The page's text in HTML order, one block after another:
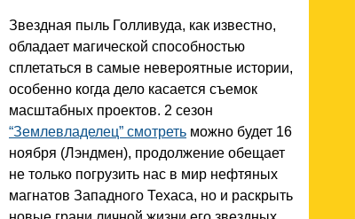
Звездная пыль Голливуда, как известно,
обладает магической способностью
сплетаться в самые невероятные истории,
особенно когда дело касается съемок
масштабных проектов. 2 сезон
“Землевладелец” смотреть можно будет 16
ноября (Лэндмен), продолжение обещает
не только погрузить нас в мир нефтяных
магнатов Западного Техаса, но и раскрыть